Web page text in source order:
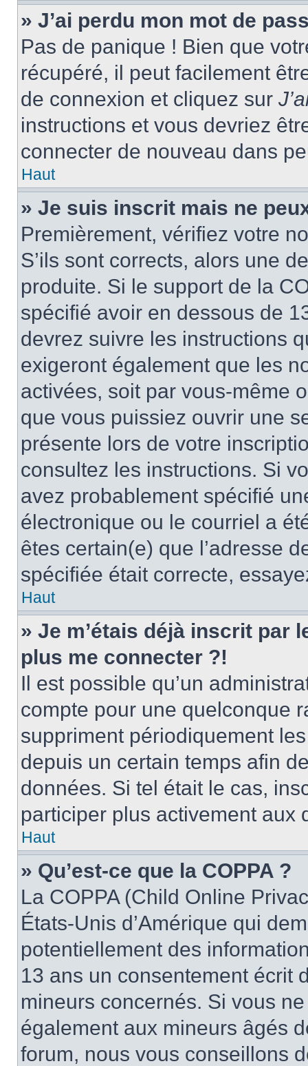
» J’ai perdu mon mot de
Pas de panique ! Bien que
récupéré, il peut facilement
de connexion et cliquez sur
instructions et vous devriez
connecter de nouveau dans
Haut
» Je suis inscrit mais ne
Premièrement, vérifiez votre
S’ils sont corrects, alors une
produite. Si le support de la
spécifié avoir en dessous de
devrez suivre les instructions
exigeront également que les
activées, soit par vous-même
que vous puissiez ouvrir une
présente lors de votre
consultez les instructions. Si
avez probablement spécifié
électronique ou le courriel a
êtes certain(e) que l’adresse
spécifiée était correcte,
Haut
» Je m’étais déjà inscrit par
plus me connecter ?!
Il est possible qu’un
compte pour une quelconque
suppriment périodiquement
depuis un certain temps afin
données. Si tel était le cas,
participer plus activement aux
Haut
» Qu’est-ce que la COPPA ?
La COPPA (Child Online
États-Unis d’Amérique qui
potentiellement des
13 ans un consentement écrit
mineurs concernés. Si vous
également aux mineurs âgés
forum, nous vous conseillons